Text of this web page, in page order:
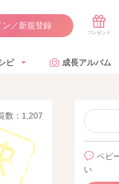
ン／新規登録
ピ 成長アルバム
数：1,207
ベビ
い